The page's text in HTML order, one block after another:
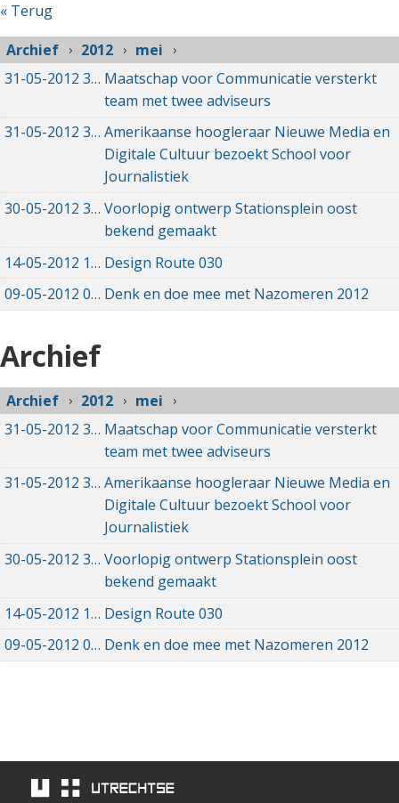
« Terug
Archief
2012
mei
31-05-2012 31-05-2012 00:00
Maatschap voor Communicatie versterkt
team met twee adviseurs
31-05-2012 31-05-2012 00:00
Amerikaanse hoogleraar Nieuwe Media en
Digitale Cultuur bezoekt School voor
Journalistiek
30-05-2012 30-05-2012 00:00
Voorlopig ontwerp Stationsplein oost
bekend gemaakt
14-05-2012 14-05-2012 00:00
Design Route 030
09-05-2012 09-05-2012 00:00 Denk en doe mee met Nazomeren 2012
Archief
Archief 2012
mei
31-05-2012 31-05-2012 00:00
Maatschap voor Communicatie versterkt
team met twee adviseurs
31-05-2012 31-05-2012 00:00
Amerikaanse hoogleraar Nieuwe Media en
Digitale Cultuur bezoekt School voor
Journalistiek
30-05-2012 30-05-2012 00:00
Voorlopig ontwerp Stationsplein oost
bekend gemaakt
14-05-2012 14-05-2012 00:00
Design Route 030
09-05-2012 09-05-2012 00:00 Denk en doe mee met Nazomeren 2012